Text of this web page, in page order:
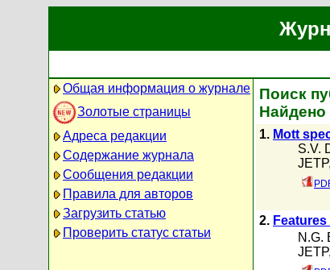
Общая информация о журнале
Золотые страницы
Адреса редакции
Содержание журнала
Сообщения редакции
Правила для авторов
Загрузить статью
Проверить статус статьи
Поиск
Найдено
1. Mott
S.V.
2.
N.G.